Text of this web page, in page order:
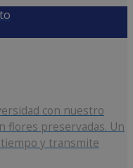
con nuestro
flores preservadas. Un
y transmite